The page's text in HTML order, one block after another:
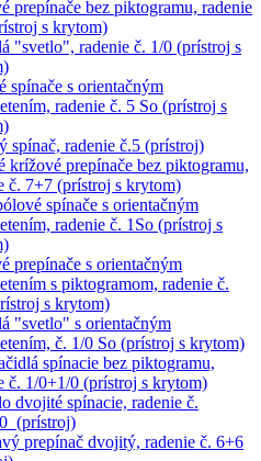
prepínače bez piktogramu, radenie
s krytom)
"svetlo", radenie č. 1/0 (prístroj s
spínače s orientačným
radenie č. 5 So (prístroj s
spínač, radenie č.5 (prístroj)
krížové prepínače bez piktogramu,
č. 7+7 (prístroj s krytom)
spínače s orientačným
radenie č. 1So (prístroj s
prepínače s orientačným
s piktogramom, radenie č.
s krytom)
"svetlo" s orientačným
č. 1/0 So (prístroj s krytom)
spínacie bez piktogramu,
č. 1/0+1/0 (prístroj s krytom)
dvojité spínacie, radenie č.
(prístroj)
prepínač dvojitý, radenie č. 6+6